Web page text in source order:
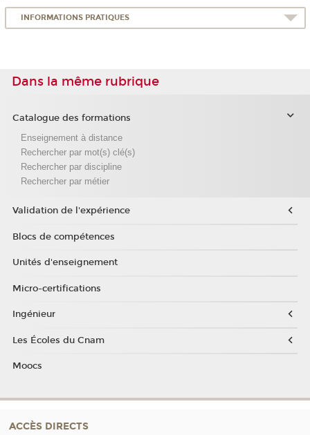
INFORMATIONS PRATIQUES
Dans la même rubrique
Catalogue des formations
Enseignement à distance
Rechercher par mot(s) clé(s)
Rechercher par discipline
Rechercher par métier
Validation de l'expérience
Blocs de compétences
Unités d'enseignement
Micro-certifications
Ingénieur
Les Écoles du Cnam
Moocs
ACCÈS DIRECTS